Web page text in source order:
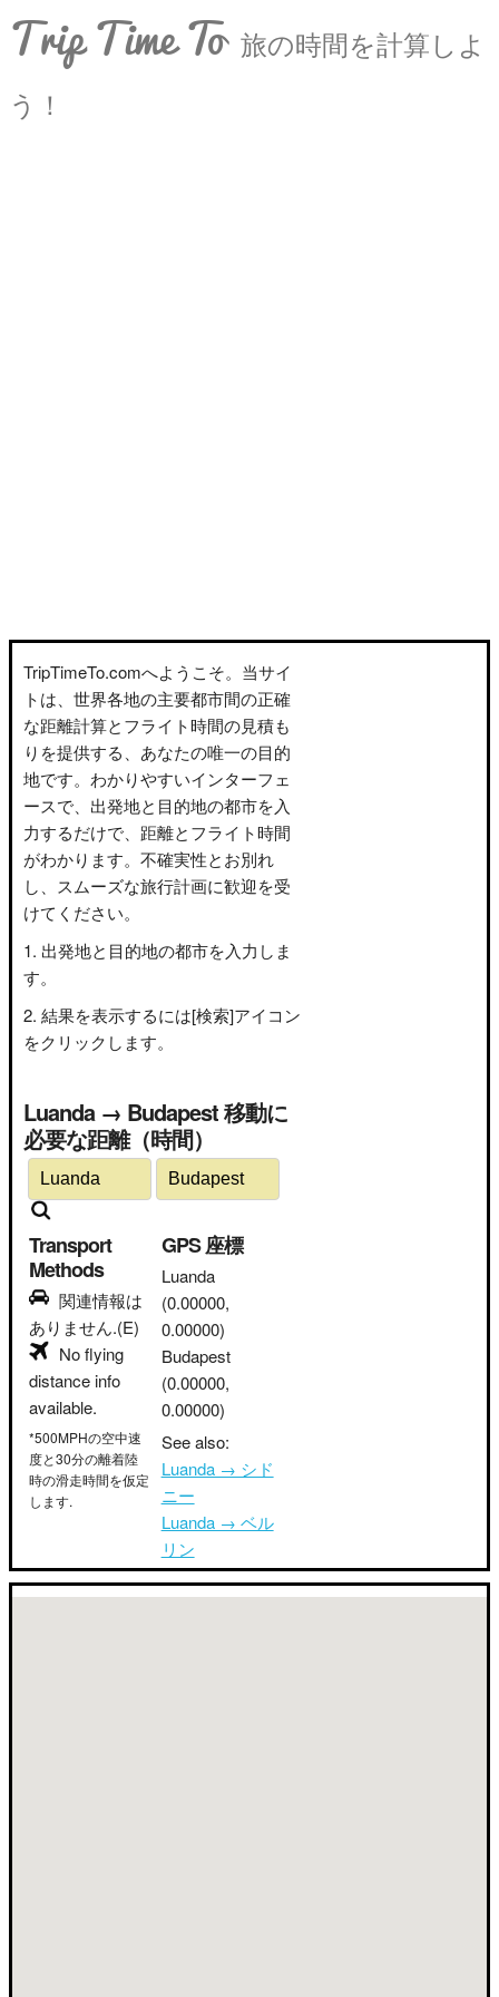
Trip Time To 旅の時間を計算しよ
う！
TripTimeTo.comへようこそ。当サイ
トは、世界各地の主要都市間の正確
な距離計算とフライト時間の見積も
りを提供する、あなたの唯一の目的
地です。わかりやすいインターフェ
ースで、出発地と目的地の都市を入
力するだけで、距離とフライト時間
がわかります。不確実性とお別れ
し、スムーズな旅行計画に歓迎を受
けてください。
出発地と目的地の都市を入力しま
す。
結果を表示するには[検索]アイコン
をクリックします。
Luanda → Budapest 移動に
必要な距離（時間）
Transport
Methods
関連情報は
ありません.(E)
No flying
distance info
available.
*500MPHの空中速
度と30分の離着陸
時の滑走時間を仮定
します.
GPS 座標
Luanda
(0.00000,
0.00000)
Budapest
(0.00000,
0.00000)
See also:
Luanda → シド
ニー
Luanda → ベル
リン